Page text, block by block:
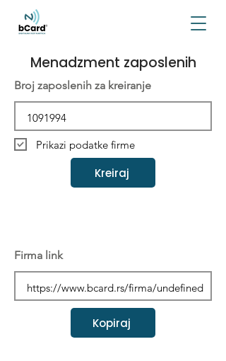
Menadzment zaposlenih
Broj zaposlenih za kreiranje
Prikazi podatke firme
Kreiraj
Firma link
Kopiraj